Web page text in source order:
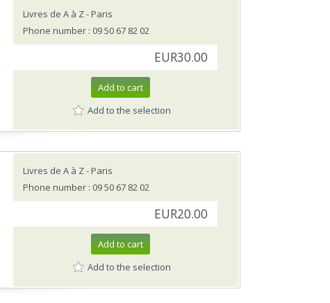
Livres de A à Z- Paris
Phone number : 09 50 67 82 02
EUR30.00
Add to cart
Add to the selection
Livres de A à Z- Paris
Phone number : 09 50 67 82 02
EUR20.00
Add to cart
Add to the selection